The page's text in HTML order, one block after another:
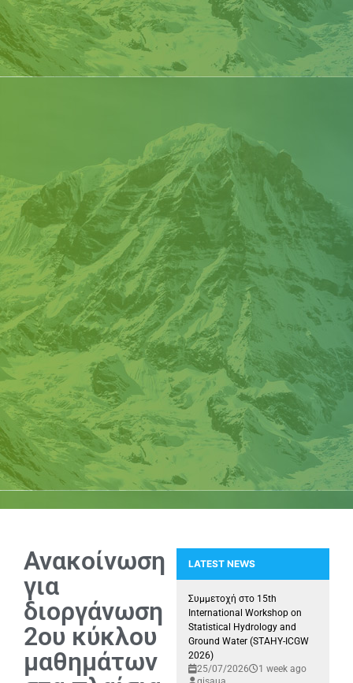
Ανακοίνωση
για
διοργάνωση
2ου κύκλου
μαθημάτων
LATEST NEWS
Συμμετοχή της Ερευνητικής
Συμμετοχή στο 15th
International Workshop on
Statistical Hydrology and
Ground Water (STAHY-ICGW
2026)
25/07/2026
1 week ago